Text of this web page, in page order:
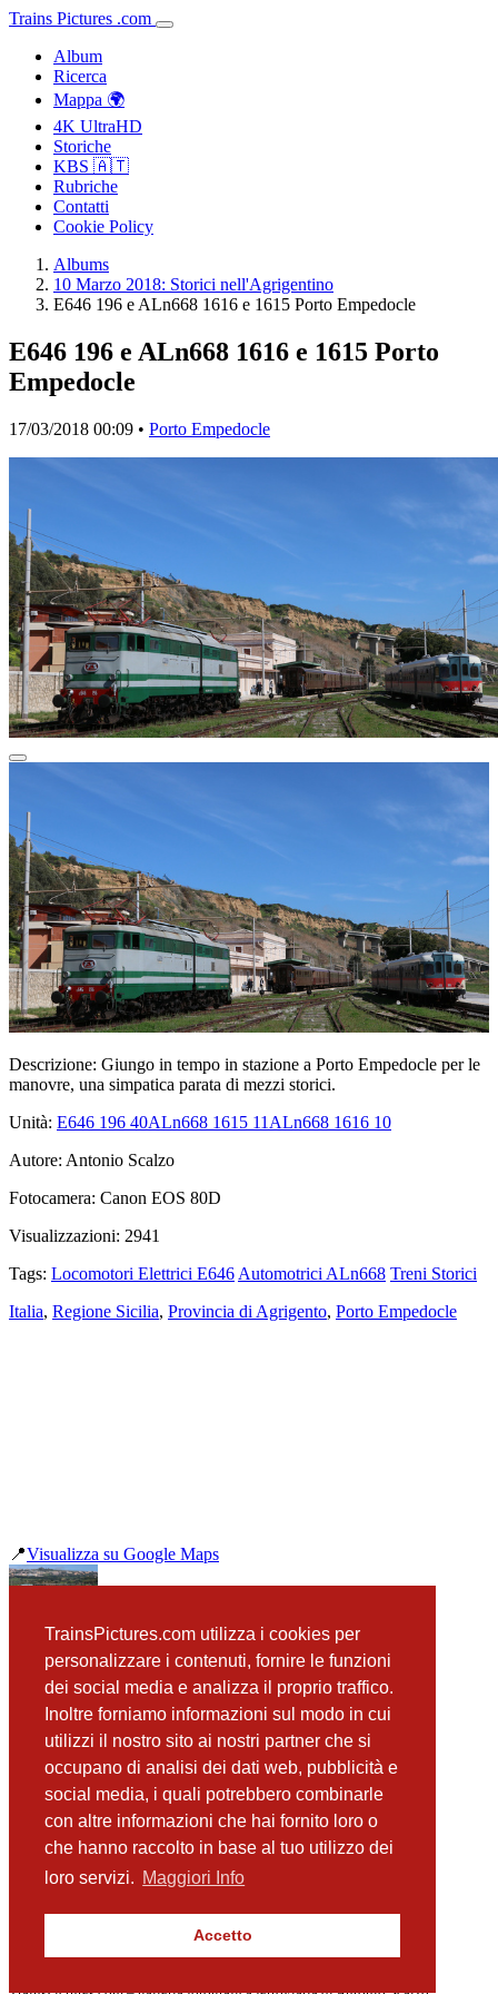
TrainsPictures.com utilizza i cookies per
personalizzare i contenuti, fornire le funzioni
dei social media e analizza il proprio traffico.
Inoltre forniamo informazioni sul modo in cui
utilizzi il nostro sito ai nostri partner che si
occupano di analisi dei dati web, pubblicità e
social media, i quali potrebbero combinarle
con altre informazioni che hai fornito loro o
che hanno raccolto in base al tuo utilizzo dei
loro servizi. Maggiori Info
Accetto
Trains Pictures .com
Album
Ricerca
Mappa 🌍
4K UltraHD
Storiche
KBS 🇦🇹
Rubriche
Contatti
Cookie Policy
Albums
10 Marzo 2018: Storici nell'Agrigentino
E646 196 e ALn668 1616 e 1615 Porto Empedocle
E646 196 e ALn668 1616 e 1615 Porto
Empedocle
17/03/2018 00:09 • Porto Empedocle
Descrizione: Giungo in tempo in stazione a Porto Empedocle per le
manovre, una simpatica parata di mezzi storici.
Unità: E646 196 40ALn668 1615 11 ALn668 1616 10
Autore: Antonio Scalzo
Fotocamera: Canon EOS 80D
Visualizzazioni: 2941
Tags: Locomotori Elettrici E646 Automotrici ALn668 Treni Storici
Italia, Regione Sicilia, Provincia di Agrigento, Porto Empedocle
📍Visualizza su Google Maps
precedente
E646 196 e E626 428 Tempio Di Vulcano
successiva
ALn668 1616 e 1615 Porto Empedocle
📸 Fotografie scattate nei dintorniVedi tutte ➔
ALn668 3040 e D214 Porto Empedocle
(36 m)
ALn668 3010 e 3040 Porto Empedocle
Buonanotte da Porto Empedocle Centrale e le ALn668